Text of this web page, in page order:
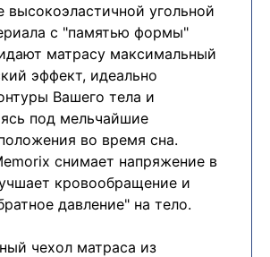
высокоэластичной угольной
с "памятью формы"
матрасу максимальный
эффект, идеально
Вашего тела и
под мельчайшие
во время сна.
снимает напряжение в
кровообращение и
давление" на тело.
чехол матраса из